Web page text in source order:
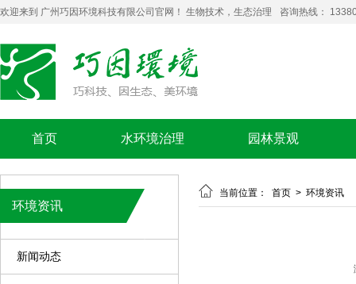
欢迎来到 广州巧因环境科技有限公司官网！ 生物技术，生态治理 咨询热线：
首页 水环境治理 园林景观
环境资讯
新闻动态
 当前位置： 首页 > 环境资讯